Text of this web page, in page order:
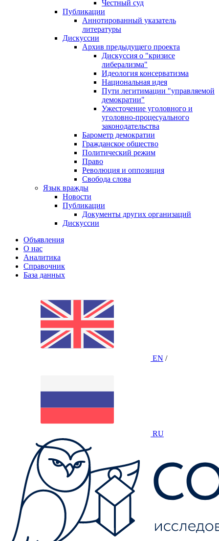
Честный суд
Публикации
Аннотированный указатель
литературы
Дискуссии
Архив предыдущего проекта
Дискуссия о "кризисе
либерализма"
Идеология консерватизма
Национальная идея
Пути легитимации "управляемой
демократии"
Ужесточение уголовного и
уголовно-процесуального
законодательства
Барометр демократии
Гражданское общество
Политический режим
Право
Революция и оппозиция
Свобода слова
Язык вражды
Новости
Публикации
Документы других организаций
Дискуссии
Объявления
О нас
Аналитика
Справочник
База данных
EN /
RU